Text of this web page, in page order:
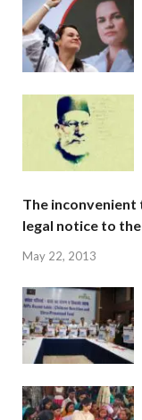
The
legal notice to
May 22, 2013